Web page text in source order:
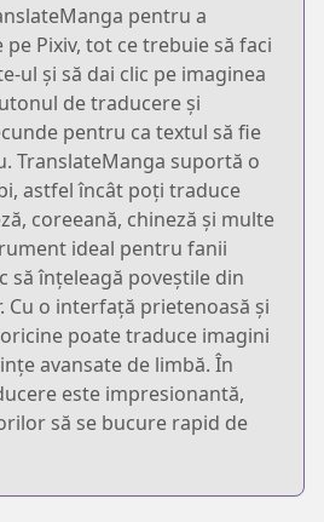
pentru a
Pixiv, tot ce trebuie să faci
ul și să dai clic pe imaginea
de traducere și
pentru ca textul să fie
TranslateManga suportă o
astfel încât poți traduce
coreeană, chineză și multe
ideal pentru fanii
să înțeleagă poveștile din
Cu o interfață prietenoasă și
poate traduce imagini
avansate de limbă. În
este impresionantă,
să se bucure rapid de